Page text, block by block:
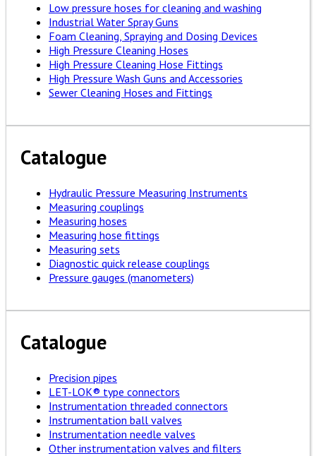
Low pressure hoses for cleaning and washing
Industrial Water Spray Guns
Foam Cleaning, Spraying and Dosing Devices
High Pressure Cleaning Hoses
High Pressure Cleaning Hose Fittings
High Pressure Wash Guns and Accessories
Sewer Cleaning Hoses and Fittings
Catalogue
Hydraulic Pressure Measuring Instruments
Measuring couplings
Measuring hoses
Measuring hose fittings
Measuring sets
Diagnostic quick release couplings
Pressure gauges (manometers)
Catalogue
Precision pipes
LET-LOK® type connectors
Instrumentation threaded connectors
Instrumentation ball valves
Instrumentation needle valves
Other instrumentation valves and filters